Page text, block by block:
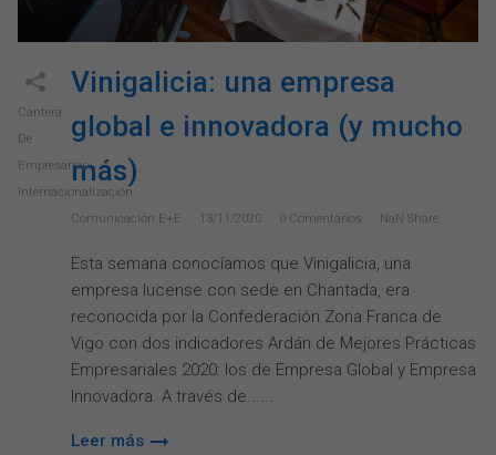
Cantera
De
Empresarios,
Internacionalización
Vinigalicia: una empresa
global e innovadora (y mucho
más)
Comunicación E+e 13/11/2020 0 Comentarios NaN Share
Esta semana conocíamos que Vinigalicia, una
empresa lucense con sede en Chantada, era
reconocida por la Confederación Zona Franca de
Vigo con dos indicadores Ardán de Mejores Prácticas
Empresariales 2020: los de Empresa Global y Empresa
Innovadora. A través de...
Leer más